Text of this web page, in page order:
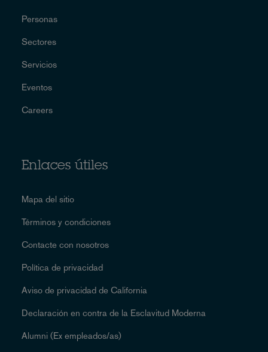
Personas
Sectores
Servicios
Eventos
Careers
Enlaces útiles
Mapa del sitio
Términos y condiciones
Contacte con nosotros
Política de privacidad
Aviso de privacidad de California
Declaración en contra de la Esclavitud Moderna
Alumni (Ex empleados/as)